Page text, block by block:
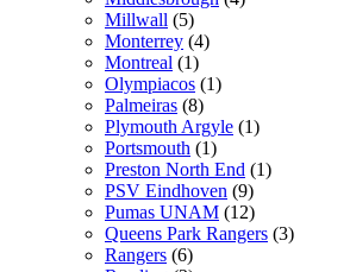
Millwall (5)
Monterrey (4)
Montreal (1)
Olympiacos (1)
Palmeiras (8)
Plymouth Argyle (1)
Portsmouth (1)
Preston North End (1)
PSV Eindhoven (9)
Pumas UNAM (12)
Queens Park Rangers (3)
Rangers (6)